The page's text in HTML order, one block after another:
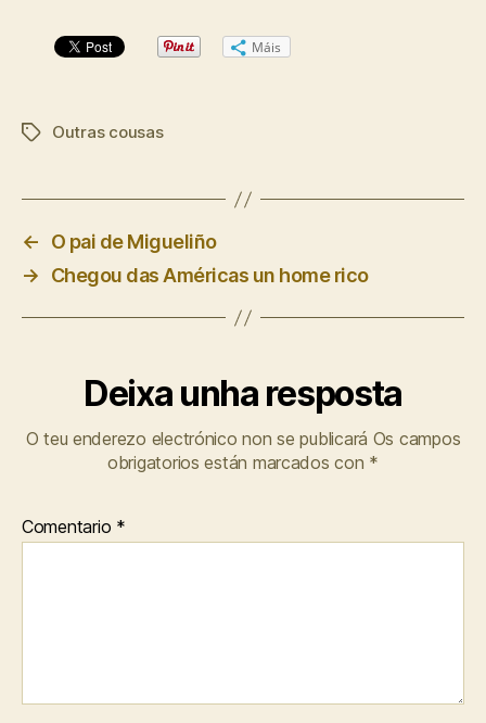
Máis
Etiquetas
Outras cousas
←
O pai de Migueliño
→
Chegou das Américas un home rico
Deixa unha resposta
O teu enderezo electrónico non se publicará Os campos
obrigatorios están marcados con *
Comentario *